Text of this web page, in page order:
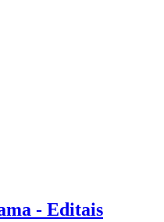
- Editais